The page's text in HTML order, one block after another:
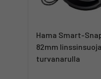
Hama Smart-
82mm linssinsuoja
turvanarulla